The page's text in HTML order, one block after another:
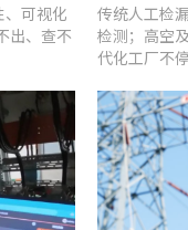
可视化
出、查不
传统人工检
检测；高空
代化工厂不